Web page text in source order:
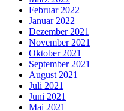
Februar 2022
Januar 2022
Dezember 2021
November 2021
Oktober 2021
September 2021
August 2021
Juli 2021
Juni 2021
Mai 2021